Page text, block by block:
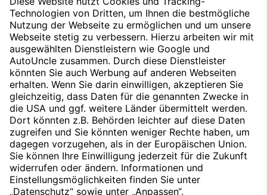
Erfahren Sie mehr über die Vorteile des WLTP-
Zyklus und die fortschrittliche Abgasmessung bei
Mercedes-Benz in Ihrem S&G Autohaus.
Nach oben